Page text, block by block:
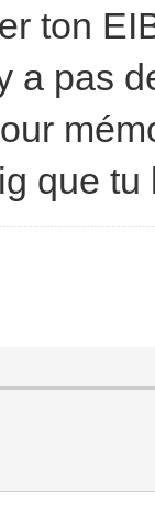
ton
a pas
que